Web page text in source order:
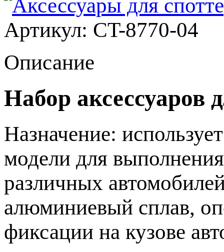
Артикул: CT-8770-04
Описание
Набор аксессуаров
Назначение:
модели для
различных
алюминиевый сплав,
фиксации на кузове